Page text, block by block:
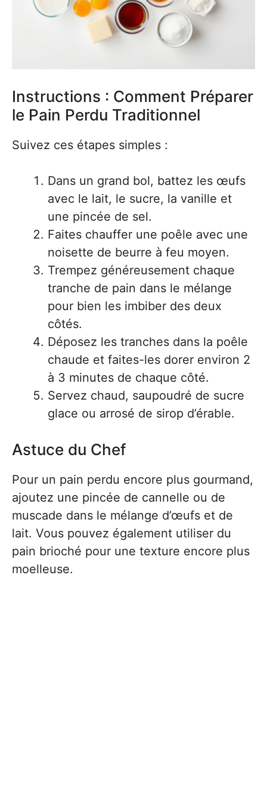
Instructions : Comment Préparer
le Pain Perdu Traditionnel
Suivez ces étapes simples :
Dans un grand bol, battez les œufs
avec le lait, le sucre, la vanille et
une pincée de sel.
Faites chauffer une poêle avec une
noisette de beurre à feu moyen.
Trempez généreusement chaque
tranche de pain dans le mélange
pour bien les imbiber des deux
côtés.
Déposez les tranches dans la poêle
chaude et faites-les dorer environ 2
à 3 minutes de chaque côté.
Servez chaud, saupoudré de sucre
glace ou arrosé de sirop d’érable.
Astuce du Chef
Pour un pain perdu encore plus gourmand,
ajoutez une pincée de cannelle ou de
muscade dans le mélange d’œufs et de
lait. Vous pouvez également utiliser du
pain brioché pour une texture encore plus
moelleuse.